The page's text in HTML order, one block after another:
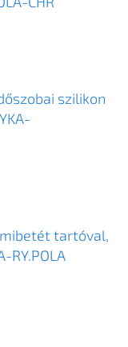
szilikon
tartóval,
RY.POLA